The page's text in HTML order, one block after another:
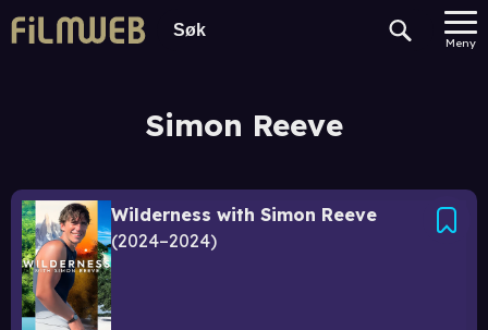
Meny
Simon Reeve
Wilderness with Simon Reeve
2024–2024